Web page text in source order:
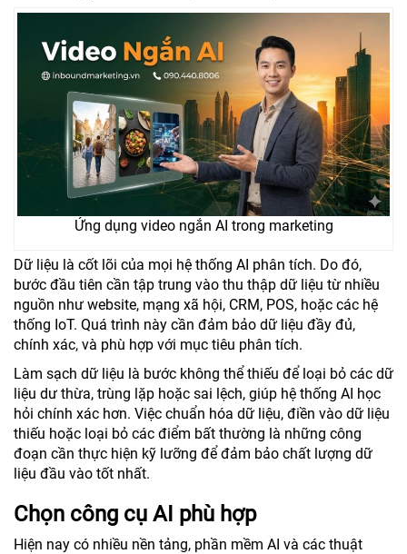
Ứng dụng video ngắn AI trong marketing
Dữ liệu là cốt lõi của mọi hệ thống AI phân tích. Do đó,
bước đầu tiên cần tập trung vào thu thập dữ liệu từ nhiều
nguồn như website, mạng xã hội, CRM, POS, hoặc các hệ
thống IoT. Quá trình này cần đảm bảo dữ liệu đầy đủ,
chính xác, và phù hợp với mục tiêu phân tích.
Làm sạch dữ liệu là bước không thể thiếu để loại bỏ các dữ
liệu dư thừa, trùng lặp hoặc sai lệch, giúp hệ thống AI học
hỏi chính xác hơn. Việc chuẩn hóa dữ liệu, điền vào dữ liệu
thiếu hoặc loại bỏ các điểm bất thường là những công
đoạn cần thực hiện kỹ lưỡng để đảm bảo chất lượng dữ
liệu đầu vào tốt nhất.
Chọn công cụ AI phù hợp
Hiện nay có nhiều nền tảng, phần mềm AI và các thuật